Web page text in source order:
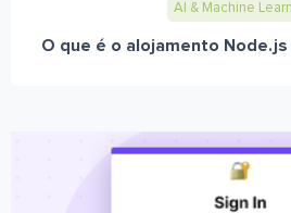
AI & Machine
O que é o alojamento